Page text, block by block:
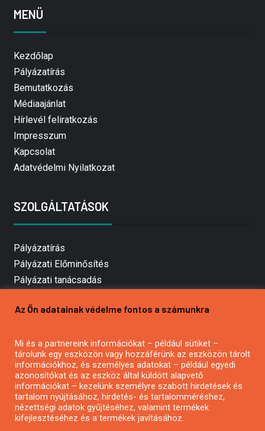
MENÜ
Kezdőlap
Pályázatírás
Bemutatkozás
Médiaajánlat
Hírlevél feliratkozás
Impresszum
Kapcsolat
Adatvédelmi Nyilatkozat
SZOLGÁLTATÁSOK
Pályázatírás
Pályázati Előminősítés
Pályázati tanácsadás
Mezőgazdasági pályázatírás
Pályázatírás civil szervezeteknek
Pályázatírás önkormányzatoknak
Pályázatfigyelés
Specifikus pályázatfigyelés vagy hírlevél
Az Ön adatainak védelme fontos a számunkra
Mi és a partnereink információkat – például sütiket –
tárolunk egy eszközön vagy hozzáférünk az eszközön tárolt
információkhoz, és személyes adatokat – például egyedi
azonosítókat és az eszköz által küldött alapvető
információkat – kezelünk személyre szabott hirdetések és
tartalom nyújtásához, hirdetés- és tartalomméréshez,
nézettségi adatok gyűjtéséhez, valamint termékek
kifejlesztéséhez és a termékek javításához.